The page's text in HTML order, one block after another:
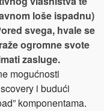
loše ispadnu)
svega, hvale se
ogromne svote
zasluge.
mogućnosti
i budući
komponentama.